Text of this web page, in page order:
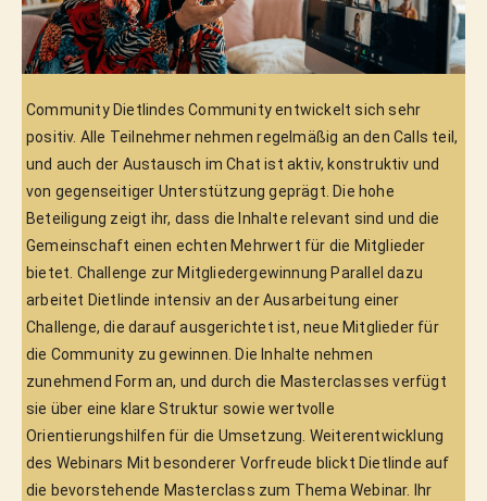
Community Dietlindes Community entwickelt sich sehr
positiv. Alle Teilnehmer nehmen regelmäßig an den Calls teil,
und auch der Austausch im Chat ist aktiv, konstruktiv und
von gegenseitiger Unterstützung geprägt. Die hohe
Beteiligung zeigt ihr, dass die Inhalte relevant sind und die
Gemeinschaft einen echten Mehrwert für die Mitglieder
bietet. Challenge zur Mitgliedergewinnung Parallel dazu
arbeitet Dietlinde intensiv an der Ausarbeitung einer
Challenge, die darauf ausgerichtet ist, neue Mitglieder für
die Community zu gewinnen. Die Inhalte nehmen
zunehmend Form an, und durch die Masterclasses verfügt
sie über eine klare Struktur sowie wertvolle
Orientierungshilfen für die Umsetzung. Weiterentwicklung
des Webinars Mit besonderer Vorfreude blickt Dietlinde auf
die bevorstehende Masterclass zum Thema Webinar. Ihr